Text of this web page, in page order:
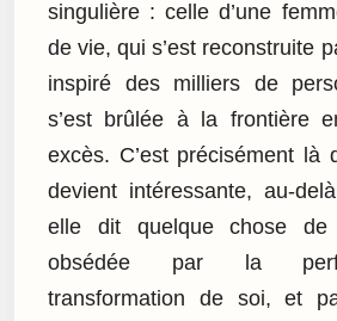
singulière : celle d’une
de vie, qui s’est reconstruite
inspiré des milliers de
s’est brûlée à la frontière
excès. C’est précisément là
devient intéressante, au-
elle dit quelque chose de
obsédée par la
transformation de soi, et